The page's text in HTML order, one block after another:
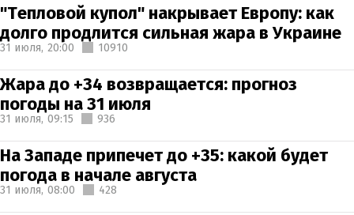
"Тепловой купол" накрывает Европу: как
долго продлится сильная жара в Украине
31 июля, 20:00 10910
Жара до +34 возвращается: прогноз
погоды на 31 июля
31 июля, 09:15 936
На Западе припечет до +35: какой будет
погода в начале августа
31 июля, 08:00 428